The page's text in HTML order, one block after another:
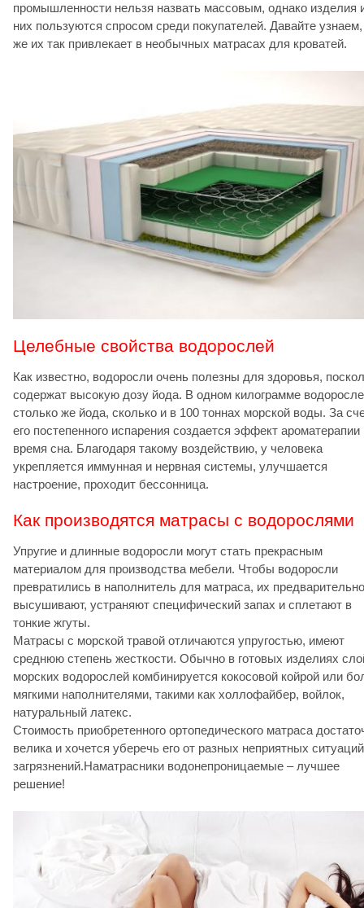
промышленности нельзя назвать массовым, однако изделия
них пользуются спросом среди покупателей. Давайте узнаем,
же их так привлекает в необычных матрасах для кроватей.
Целебные свойства водорослей
Как известно, водоросли очень полезны для здоровья,
содержат высокую дозу йода. В одном килограмме
столько же йода, сколько и в 100 тоннах морской воды. За
его постепенного испарения создается эффект ароматерапии
время сна. Благодаря такому воздействию, у человека
укрепляется иммунная и нервная системы, улучшается
настроение, проходит бессонница.
Как производятся матрасы с водорослями
Упругие и длинные водоросли могут стать прекрасным
материалом для производства мебели. Чтобы водоросли
превратились в наполнитель для матраса, их предварительно
высушивают, устраняют специфический запах и сплетают в
тонкие жгуты.
Матрасы с морской травой отличаются упругостью, имеют
среднюю степень жесткости. Обычно в готовых изделиях
морских водорослей комбинируется кокосовой койрой или
мягкими наполнителями, такими как холлофайбер, войлок,
натуральный латекс.
Стоимость приобретенного ортопедического матраса
велика и хочется уберечь его от разных неприятных
загрязнений.Наматрасники водонепроницаемые – лучшее
решение!